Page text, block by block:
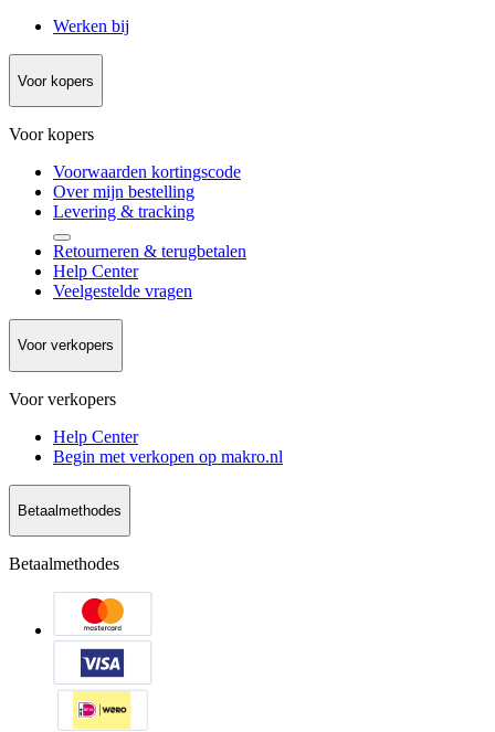
Werken bij
Voor kopers
Voor kopers
Voorwaarden kortingscode
Over mijn bestelling
Levering & tracking
Retourneren & terugbetalen
Help Center
Veelgestelde vragen
Voor verkopers
Voor verkopers
Help Center
Begin met verkopen op makro.nl
Betaalmethodes
Betaalmethodes